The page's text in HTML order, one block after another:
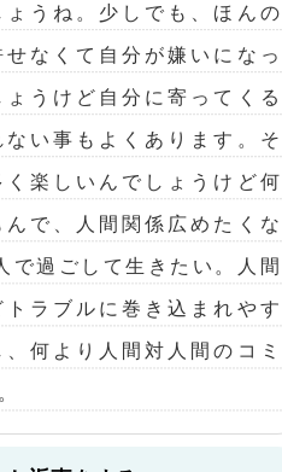
うね。少しでも、ほんの
なくて自分が嫌いになっ
うけど自分に寄ってくる
い事もよくあります。そ
楽しいんでしょうけど何
で、人間関係広めたくな
で過ごして生きたい。人間
ラブルに巻き込まれやす
何より人間対人間のコミ